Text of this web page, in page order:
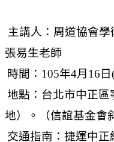
主講人：周道協會
張易生老師
時間：105年4月16
地點：台北市中正區
地）。（信誼基金會
交通指南：捷運中